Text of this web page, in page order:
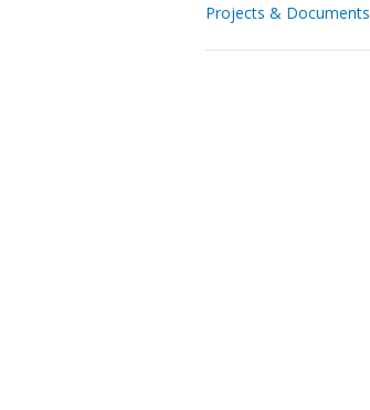
Projects & Documents